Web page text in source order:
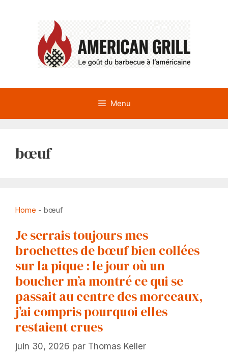
Menu
bœuf
Home - bœuf
Je serrais toujours mes
brochettes de bœuf bien collées
sur la pique : le jour où un
boucher m’a montré ce qui se
passait au centre des morceaux,
j’ai compris pourquoi elles
restaient crues
juin 30, 2026 par Thomas Keller